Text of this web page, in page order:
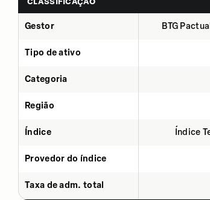
Gestor BTG
Tipo de ativo
Categoria
Região
Índice Índice
Provedor do índice
Taxa de adm. total